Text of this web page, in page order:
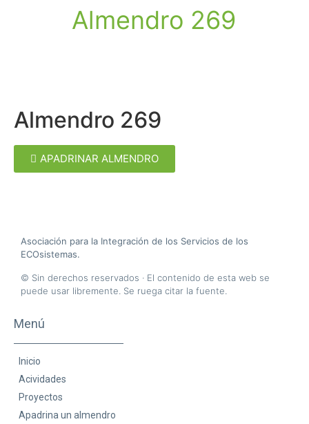
Almendro 269
Almendro 269
APADRINAR ALMENDRO
Asociación para la Integración de los Servicios de los
ECOsistemas.
© Sin derechos reservados · El contenido de esta web se
puede usar libremente. Se ruega citar la fuente.
Menú
Inicio
Acividades
Proyectos
Apadrina un almendro